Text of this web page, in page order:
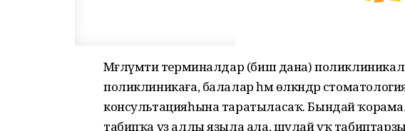
Мәғлүмәти терминалдар (биш дана)
поликлиникаға, балалар һәм өлкәндәр
консультацияһына таратыласаҡ. Бындай
табипҡа үҙ аллы яҙыла ала, шулай уҡ